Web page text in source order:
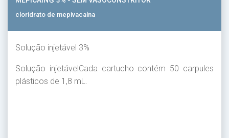
cloridrato de mepivacaína
Solução injetável 3%
Solução injetávelCada cartucho contém 50 carpules
plásticos de 1,8 mL.